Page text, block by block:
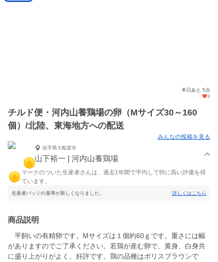
本日あと 5点
3
チルド便・河内山養鶏場の卵（Mサイズ30～160
個）/北陸、東海地方への配送
みんなの投稿を見る
岩手県大船渡市
山下裕一 | 河内山養鶏場
マークのついた生産者さんは、過去1年間で平均して特に高い評価を得
ています。
生産者バッジの基準が新しくなりました。 詳しくはこちら
商品説明
平飼いの有精卵です。Mサイズは１個約60ｇです。重さには幅
がありますのでご了承ください。若鶏が産む卵で、黄身、白身共
に盛り上がりがよく、好評です。鶏の品種はボリスブラウンで